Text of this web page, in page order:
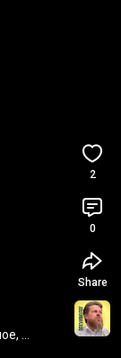
2
0
Share